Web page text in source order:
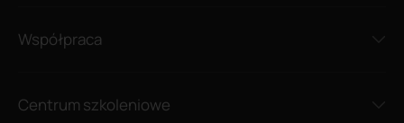
Współpraca
Centrum szkoleniowe